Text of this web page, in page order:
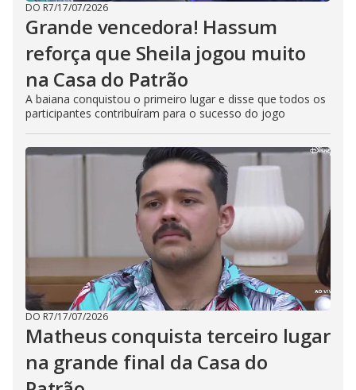
DO R7/17/07/2026
Grande vencedora! Hassum
reforça que Sheila jogou muito
na Casa do Patrão
A baiana conquistou o primeiro lugar e disse que todos os
participantes contribuíram para o sucesso do jogo
DO R7/17/07/2026
Matheus conquista terceiro lugar
na grande final da Casa do